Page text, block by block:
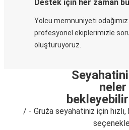
Destek için her zaman
Yolcu memnuniyeti
profesyonel ekiplerimizle
oluşturuyoruz.
neler
/ - Gruža seyahatiniz için